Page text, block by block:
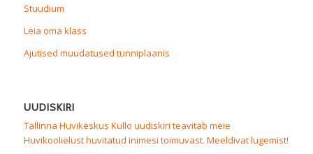
Stuudium
Leia oma klass
Ajutised muudatused tunniplaanis
UUDISKIRI
Tallinna Huvikeskus Kullo uudiskiri teavitab meie
Huvikoolielust huvitatud inimesi toimuvast. Meeldivat lugemist!